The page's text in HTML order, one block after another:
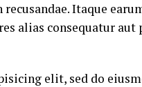
Itaque
alias consequatur aut
elit, sed do